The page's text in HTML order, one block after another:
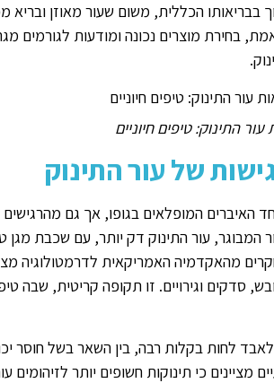
בבריאותו הכללית, משום שעור מאוזן ובריא
בחירת מוצרים נכונה ומודעות לגורמים
התינוק: טיפים חיוניים
של עור התינוק
האיברים המופלאים בגופו, אך גם
המבוגר, עור התינוק דק יותר, עם שכבת
מהאקדמיה האמריקאית לדרמטולוגיה
סדקים וגירויים. זו תקופה קריטית,
לאבד לחות בקלות רבה, בין השאר בשל חוסר
מציינים כי תינוקות חשופים יותר